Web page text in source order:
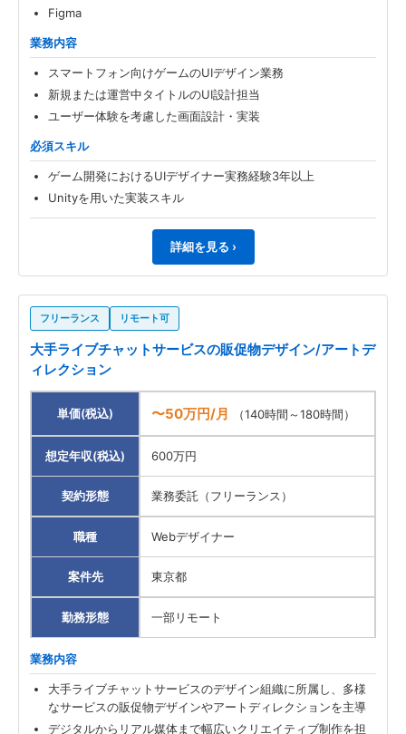
Figma
業務内容
スマートフォン向けゲームのUIデザイン業務
新規または運営中タイトルのUI設計担当
ユーザー体験を考慮した画面設計・実装
必須スキル
ゲーム開発におけるUIデザイナー実務経験3年以上
Unityを用いた実装スキル
詳細を見る ›
フリーランス リモート可
大手ライブチャットサービスの販促物デザイン/アートデ
ィレクション
単価(税込) 〜50万円/月 （140時間～180時間）
想定年収(税込) 600万円
契約形態 業務委託（フリーランス）
職種 Webデザイナー
案件先 東京都
勤務形態 一部リモート
業務内容
大手ライブチャットサービスのデザイン組織に所属し、多様
なサービスの販促物デザインやアートディレクションを主導
デジタルからリアル媒体まで幅広いクリエイティブ制作を担